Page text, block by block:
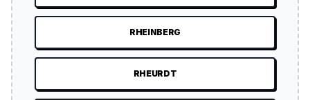
RHEINBERG
RHEURDT